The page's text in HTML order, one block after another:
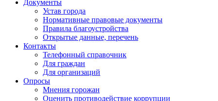
Документы
Устав города
Нормативные правовые документы
Правила благоустройства
Открытые данные, перечень
Контакты
Телефонный справочник
Для граждан
Для организаций
Опросы
Мнения горожан
Оценить противодействие коррупции